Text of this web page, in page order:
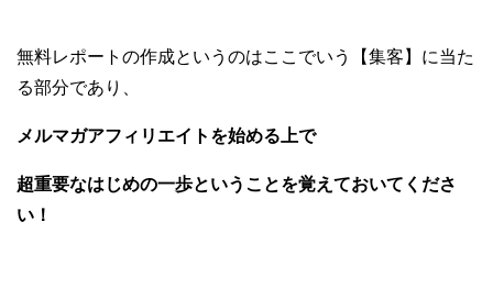
無料レポートの作成というのはここでいう【集客】に当た
る部分であり、
メルマガアフィリエイトを始める上で
超重要なはじめの一歩ということを覚えておいてくださ
い！